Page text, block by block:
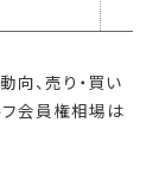
、売り・買い
会員権相場は